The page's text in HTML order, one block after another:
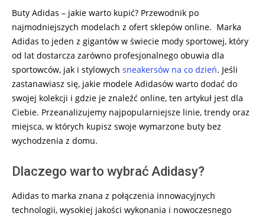
Buty Adidas – jakie warto kupić? Przewodnik po
najmodniejszych modelach z ofert sklepów online. Marka
Adidas to jeden z gigantów w świecie mody sportowej, który
od lat dostarcza zarówno profesjonalnego obuwia dla
sportowców, jak i stylowych sneakersów na co dzień. Jeśli
zastanawiasz się, jakie modele Adidasów warto dodać do
swojej kolekcji i gdzie je znaleźć online, ten artykuł jest dla
Ciebie. Przeanalizujemy najpopularniejsze linie, trendy oraz
miejsca, w których kupisz swoje wymarzone buty bez
wychodzenia z domu.
Dlaczego warto wybrać Adidasy?
Adidas to marka znana z połączenia innowacyjnych
technologii, wysokiej jakości wykonania i nowoczesnego